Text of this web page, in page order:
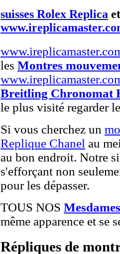
suisses Rolex Replica
les Montres
Breitling Chronomat
le plus visité regarder
Si vous cherchez un
Replique Chanel au
au bon endroit. Notre
s'efforçant non
pour les dépasser.
TOUS NOS
même apparence et se
Répliques de